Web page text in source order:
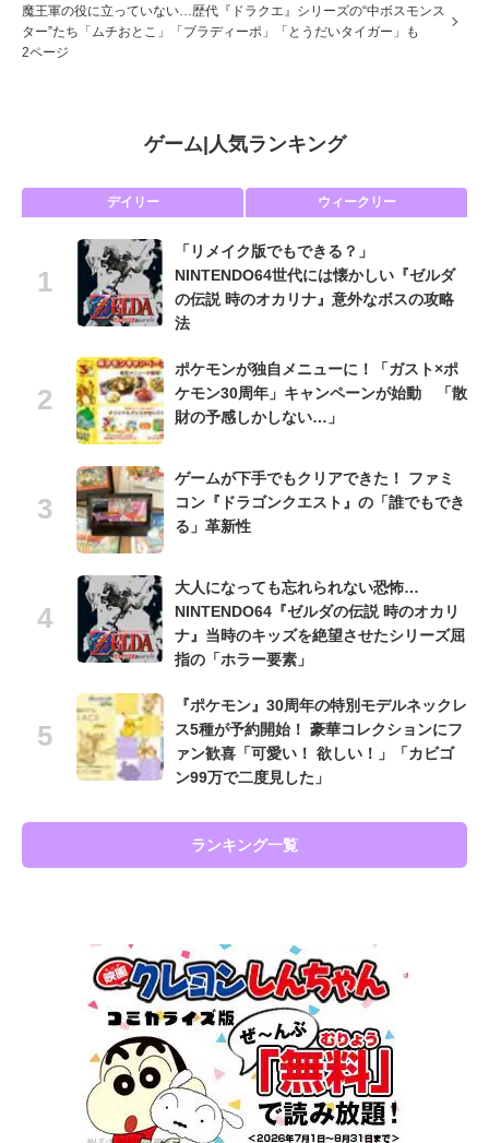
魔王軍の役に立っていない…歴代『ドラクエ』シリーズの“中ボスモンス
ター”たち「ムチおとこ」「ブラディーポ」「とうだいタイガー」も
2ページ
ゲーム| 人気ランキング
デイリー ウィークリー
「リメイク版でもできる？」
NINTENDO64世代には懐かしい『ゼルダ
の伝説 時のオカリナ』意外なボスの攻略
法
ポケモンが独自メニューに！「ガスト×ポ
ケモン30周年」キャンペーンが始動 「散
財の予感しかしない…」
ゲームが下手でもクリアできた！ ファミ
コン『ドラゴンクエスト』の「誰でもでき
る」革新性
大人になっても忘れられない恐怖…
NINTENDO64『ゼルダの伝説 時のオカリ
ナ』当時のキッズを絶望させたシリーズ屈
指の「ホラー要素」
『ポケモン』30周年の特別モデルネックレ
ス5種が予約開始！ 豪華コレクションにフ
ァン歓喜「可愛い！ 欲しい！」「カビゴ
ン99万で二度見した」
ランキング一覧